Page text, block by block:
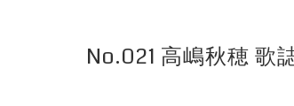
No.021 高嶋秋穂 歌